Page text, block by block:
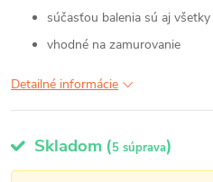
súčasťou balenia sú aj
vhodné na zamurovanie
Detailné informácie
Skladom (5 súprava)